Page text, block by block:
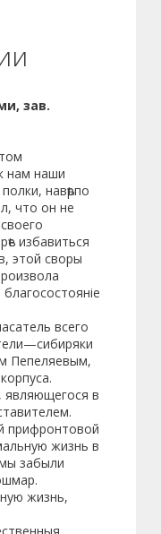
зав.
нам наши
навѣрпо
что он не
избавиться
этой своры
всего
Пепеляевым,
являющегося в
прифронтовой
жизнь в
забыли
жизнь,